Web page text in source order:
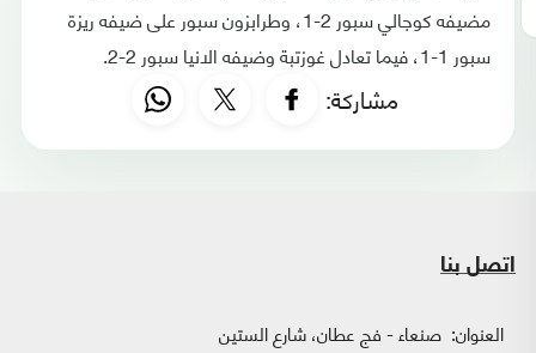
مضيفه كوجالي سبور 2-1، وطرابزون سبور على ضيفه ريزة
سبور 1-1، فيما تعادل غوزتبة وضيفه الانيا سبور 2-2.
مشاركة:
اتصل بنا
العنوان: صنعاء - فج عطان، شارع الستين